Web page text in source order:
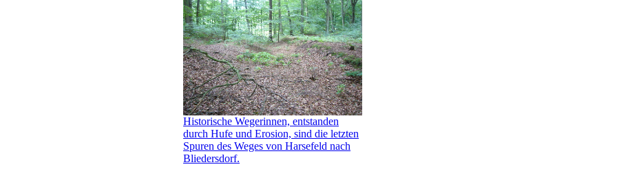
Historische Wegerinnen, entstanden
durch Hufe und Erosion, sind die letzten
Spuren des Weges von Harsefeld nach
Bliedersdorf.